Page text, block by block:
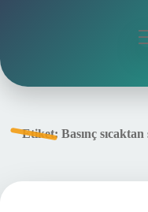
Etiket: Basınç sıcaktan